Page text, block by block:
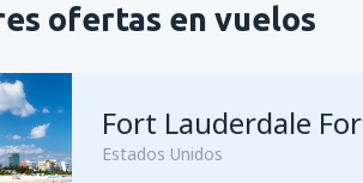
ofertas en vuelos
Estados Unidos